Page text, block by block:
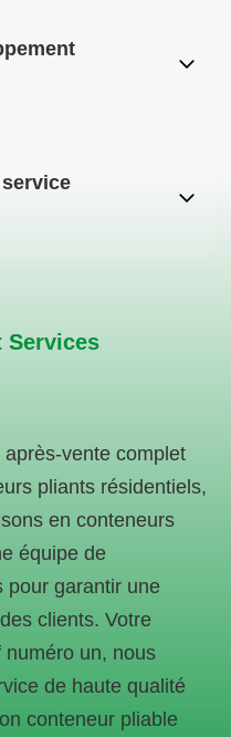
Services
vente complet
pliants résidentiels,
en conteneurs
équipe de
pour garantir une
clients. Votre
un, nous
de haute qualité
conteneur pliable